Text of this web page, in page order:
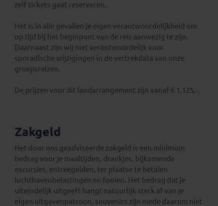
zelf tickets gaat reserveren.
Het is in alle gevallen je eigen verantwoordelijkheid om
op tijd bij het beginpunt van de reis aanwezig te zijn.
Daarnaast zijn wij niet verantwoordelijk voor
sporadische wijzigingen in de vertrekdata van onze
groepsreizen.
De prijzen voor dit landarrangement zijn vanaf € 1.125,-.
Zakgeld
Het door ons geadviseerde zakgeld is een minimum
bedrag voor je maaltijden, drankjes, bijkomende
excursies, entreegelden, ter plaatse te betalen
luchthavenbelastingen en fooien. Het bedrag dat je
uiteindelijk uitgeeft hangt natuurlijk sterk af van je
eigen uitgavenpatroon, souvenirs zijn mede daarom niet